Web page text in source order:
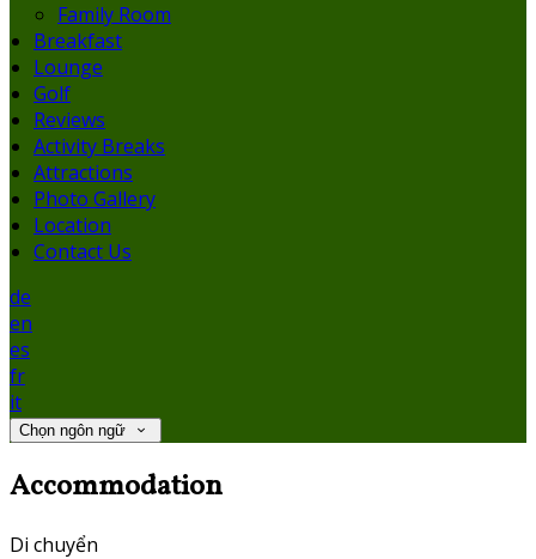
Family Room
Breakfast
Lounge
Golf
Reviews
Activity Breaks
Attractions
Photo Gallery
Location
Contact Us
de
en
es
fr
it
Chọn ngôn ngữ
Accommodation
Di chuyển